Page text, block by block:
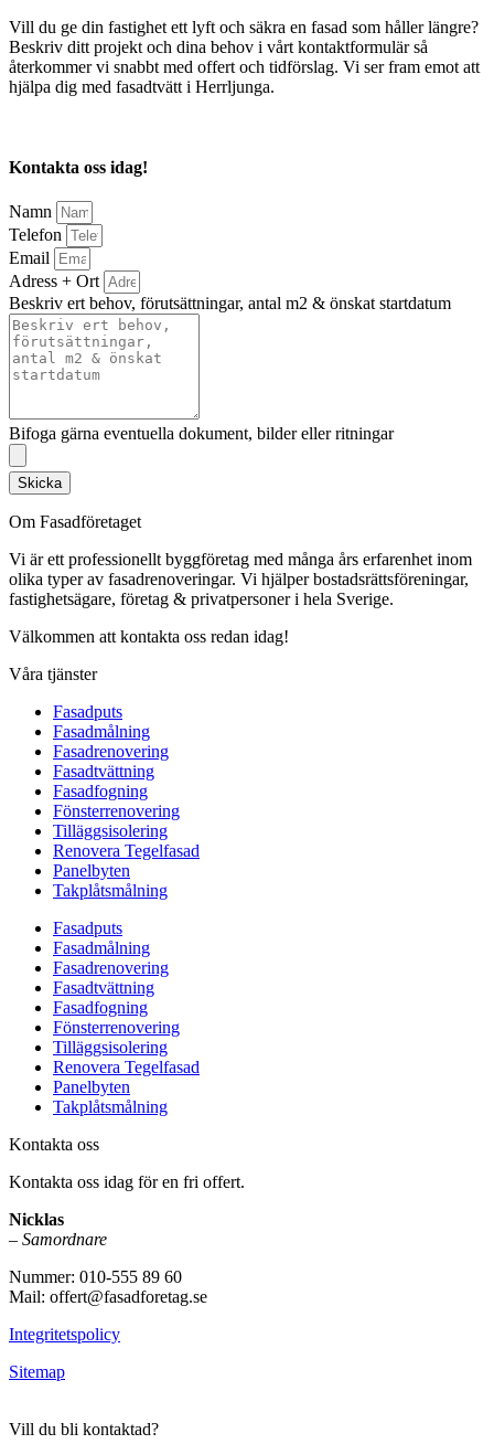
Vill du ge din fastighet ett lyft och säkra en fasad som håller längre?
Beskriv ditt projekt och dina behov i vårt kontaktformulär så
återkommer vi snabbt med offert och tidförslag. Vi ser fram emot att
hjälpa dig med fasadtvätt i Herrljunga.
Kontakta oss idag!
Namn
Telefon
Email
Adress + Ort
Beskriv ert behov, förutsättningar, antal m2 & önskat startdatum
Bifoga gärna eventuella dokument, bilder eller ritningar
Skicka
Om Fasadföretaget
Vi är ett professionellt byggföretag med många års erfarenhet inom
olika typer av fasadrenoveringar. Vi hjälper bostadsrättsföreningar,
fastighetsägare, företag & privatpersoner i hela Sverige.
Välkommen att kontakta oss redan idag!
Våra tjänster
Fasadputs
Fasadmålning
Fasadrenovering
Fasadtvättning
Fasadfogning
Fönsterrenovering
Tilläggsisolering
Renovera Tegelfasad
Panelbyten
Takplåtsmålning
Fasadputs
Fasadmålning
Fasadrenovering
Fasadtvättning
Fasadfogning
Fönsterrenovering
Tilläggsisolering
Renovera Tegelfasad
Panelbyten
Takplåtsmålning
Kontakta oss
Kontakta oss idag för en fri offert.
Nicklas
– Samordnare
Nummer: 010-555 89 60
Mail: offert@fasadforetag.se
Integritetspolicy
Sitemap
Vill du bli kontaktad?